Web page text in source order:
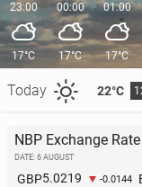
23:00
17°C
Today 22°C
00:00
17°C
01:00
17°C
NBP Exchange Rate
DATE: 6 AUGUST
GBP5.0219 -0.0144